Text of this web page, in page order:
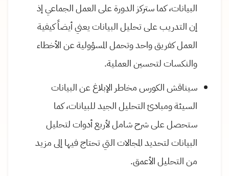
البيانات، كما ستركز الدورة على العمل الجماعي إذ
إن التدريب على تحليل البيانات يعني أيضاً كيفية
العمل كفريق واحد وتحمل المسؤولية عن الأخطاء
والنكسات لتحسين العملية.
سيناقش الكورس مخاطر الإبلاغ عن البيانات
السيئة ومبادئ التحليل الجيد للبيانات، كما
ستحصل على شرح شامل لأربع أدوات لتحليل
البيانات لتحديد المجالات التي تحتاج فيها إلى مزيد
من التحليل الأعمق.